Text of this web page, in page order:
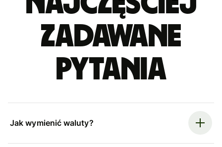
zadawane
pytania
Jak wymienić waluty?